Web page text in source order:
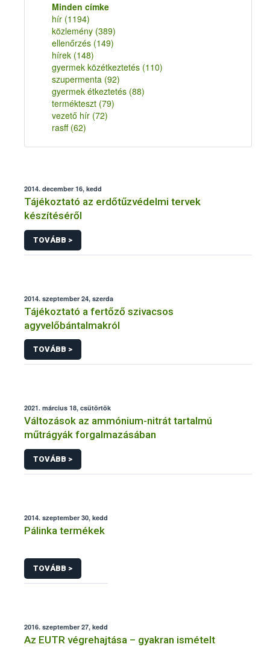
Minden címke
hír (1194)
közlemény (389)
ellenőrzés (149)
hírek (148)
gyermek közétkeztetés (110)
szupermenta (92)
gyermek étkeztetés (88)
termékteszt (79)
vezető hír (72)
rasff (62)
2014. december 16, kedd
Tájékoztató az erdőtűzvédelmi tervek
készítéséről
TOVÁBB >
2014. szeptember 24, szerda
Tájékoztató a fertőző szivacsos
agyvelőbántalmakról
TOVÁBB >
2021. március 18, csütörtök
Változások az ammónium-nitrát tartalmú
műtrágyák forgalmazásában
TOVÁBB >
2014. szeptember 30, kedd
Pálinka termékek
TOVÁBB >
2016. szeptember 27, kedd
Az EUTR végrehajtása – gyakran ismételt